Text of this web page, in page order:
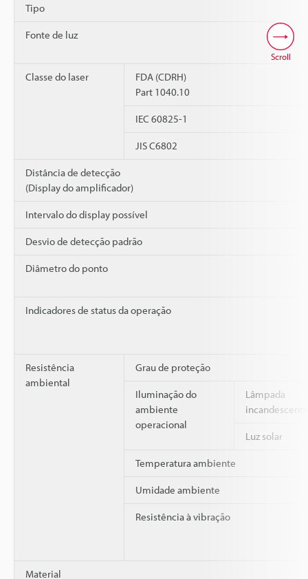
Tipo
Fonte de luz
Classe do laser
FDA (CDRH)
Part 1040.10
IEC 60825-1
JIS C6802
Distância de detecção
(Display do amplificador)
Intervalo do display possível
Desvio de detecção padrão
Diâmetro do ponto
Indicadores de status da operação
Resistência
ambiental
Grau de proteção
Iluminação do
ambiente
operacional
Lâmpada
incandescente
Luz solar
Temperatura ambiente
Umidade ambiente
Resistência à vibração
Material
Scroll